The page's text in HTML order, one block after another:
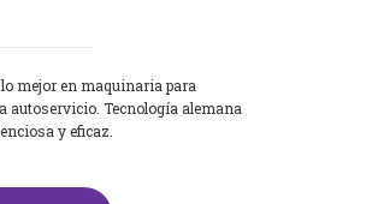
mejor en maquinaria para
autoservicio. Tecnología alemana
y eficaz.